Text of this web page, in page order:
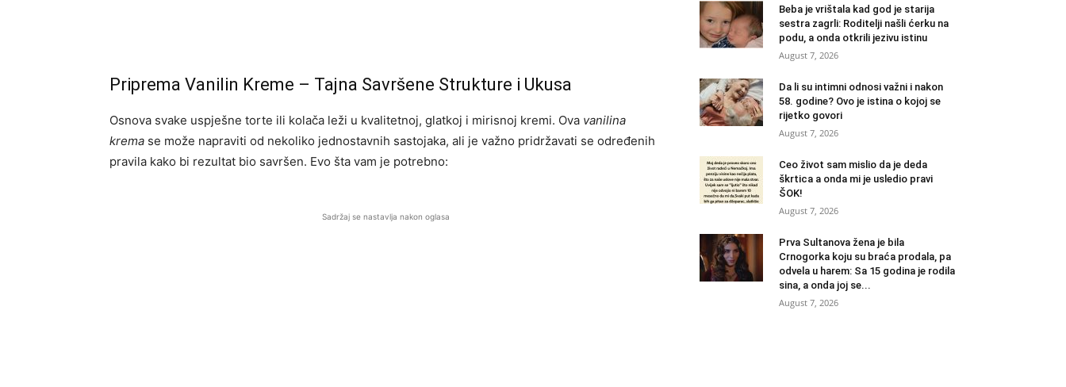
Priprema Vanilin Kreme – Tajna Savršene Strukture i Ukusa
Osnova svake uspješne torte ili kolača leži u kvalitetnoj, glatkoj i mirisnoj kremi. Ova vanilina
krema se može napraviti od nekoliko jednostavnih sastojaka, ali je važno pridržavati se određenih
pravila kako bi rezultat bio savršen. Evo šta vam je potrebno:
Sadržaj se nastavlja nakon oglasa
Beba je vrištala kad god je starija
sestra zagrli: Roditelji našli ćerku na
podu, a onda otkrili jezivu istinu
August 7, 2026
Da li su intimni odnosi važni i nakon
58. godine? Ovo je istina o kojoj se
rijetko govori
August 7, 2026
Ceo život sam mislio da je deda
škrtica a onda mi je usledio pravi
ŠOK!
August 7, 2026
Prva Sultanova žena je bila
Crnogorka koju su braća prodala, pa
odvela u harem: Sa 15 godina je rodila
sina, a onda joj se...
August 7, 2026